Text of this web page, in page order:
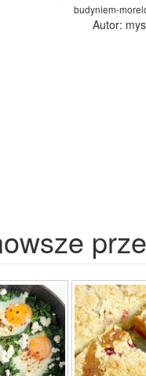
budyniem-
Autor: